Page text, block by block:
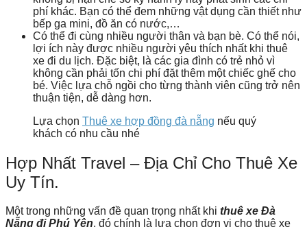
phí khác. Bạn có thể đem những vật dụng cần thiết như
bếp ga mini, đồ ăn có nước,…
Có thể đi cùng nhiều người thân và bạn bè. Có thể nói,
lợi ích này được nhiều người yêu thích nhất khi thuê
xe đi du lịch. Đặc biệt, là các gia đình có trẻ nhỏ vì
không cần phải tốn chi phí đặt thêm một chiếc ghế cho
bé. Việc lựa chỗ ngồi cho từng thành viên cũng trở nên
thuận tiện, dễ dàng hơn.
Lựa chọn Thuê xe hợp đồng đà nẵng nếu quý
khách có nhu cầu nhé
Hợp Nhất Travel – Địa Chỉ Cho Thuê Xe
Uy Tín.
Một trong những vấn đề quan trọng nhất khi thuê xe Đà
Nẵng đi Phú Yên, đó chính là lựa chọn đơn vị cho thuê xe